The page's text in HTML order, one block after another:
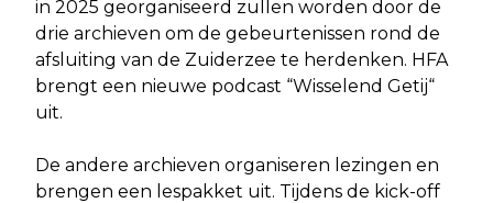
in 2025 georganiseerd zullen worden door de
drie archieven om de gebeurtenissen rond de
afsluiting van de Zuiderzee te herdenken. HFA
brengt een nieuwe podcast “Wisselend Getij“
uit.
De andere archieven organiseren lezingen en
brengen een lespakket uit. Tijdens de kick-off